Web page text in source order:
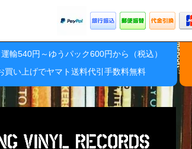
輸540円～ゆうパック600円から（税込）
い上げでヤマト送料代引手数料無料